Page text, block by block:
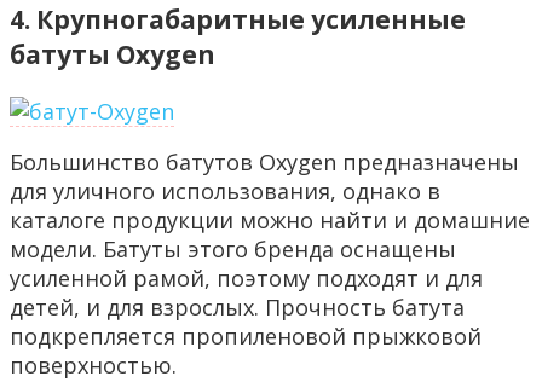
4. Крупногабаритные усиленные
батуты Oxygen
Большинство батутов Oxygen предназначены
для уличного использования, однако в
каталоге продукции можно найти и домашние
модели. Батуты этого бренда оснащены
усиленной рамой, поэтому подходят и для
детей, и для взрослых. Прочность батута
подкрепляется пропиленовой прыжковой
поверхностью.